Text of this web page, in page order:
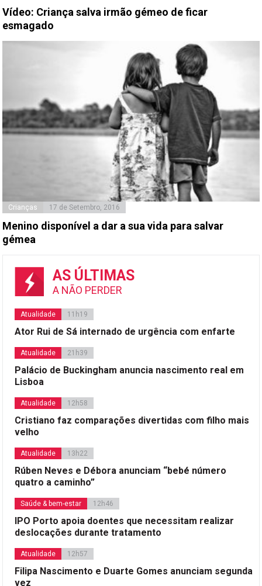
Vídeo: Criança salva irmão gémeo de ficar
esmagado
Crianças 17 de Setembro, 2016
Menino disponível a dar a sua vida para salvar
gémea
AS ÚLTIMAS
A NÃO PERDER
Atualidade 11h19
Ator Rui de Sá internado de urgência com enfarte
Atualidade 21h39
Palácio de Buckingham anuncia nascimento real em
Lisboa
Atualidade 12h58
Cristiano faz comparações divertidas com filho mais
velho
Atualidade 13h22
Rúben Neves e Débora anunciam “bebé número
quatro a caminho”
Saúde & bem-estar 12h46
IPO Porto apoia doentes que necessitam realizar
deslocações durante tratamento
Atualidade 12h57
Filipa Nascimento e Duarte Gomes anunciam segunda
vez